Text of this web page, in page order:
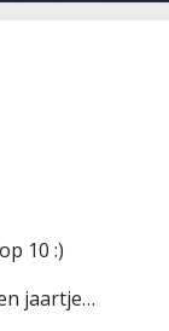
10 :)
jaartje…